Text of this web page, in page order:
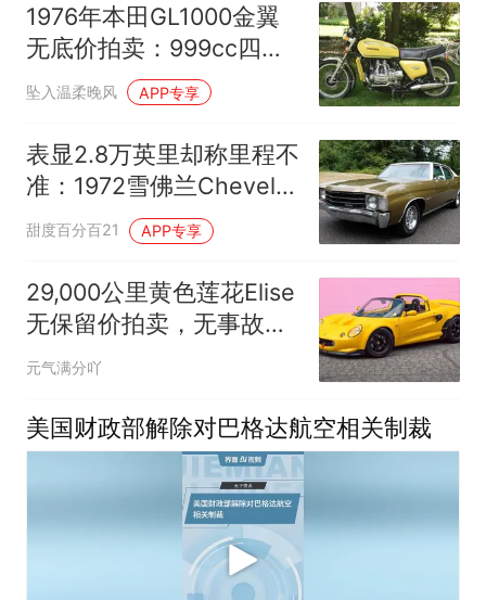
1976年本田GL1000金翼
无底价拍卖：999cc四缸
翻新老车，里程表不准但
坠入温柔晚风 APP专享
表显2.8万英里却称里程不
准：1972雪佛兰Chevelle
无底价拍卖
甜度百分百21 APP专享
29,000公里黄色莲花Elise
无保留价拍卖，无事故记
录却现里程疑点
元气满分吖
美国财政部解除对巴格达航空相关制裁